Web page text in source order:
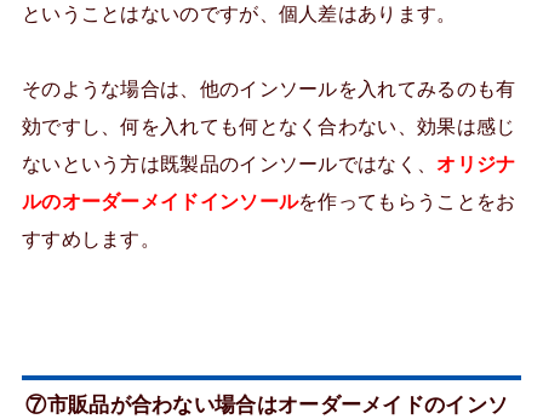
ということはないのですが、個人差はあります。
そのような場合は、他のインソールを入れてみるのも有
効ですし、何を入れても何となく合わない、効果は感じ
ないという方は既製品のインソールではなく、オリジナ
ルのオーダーメイドインソールを作ってもらうことをお
すすめします。
⑦市販品が合わない場合はオーダーメイドのインソ